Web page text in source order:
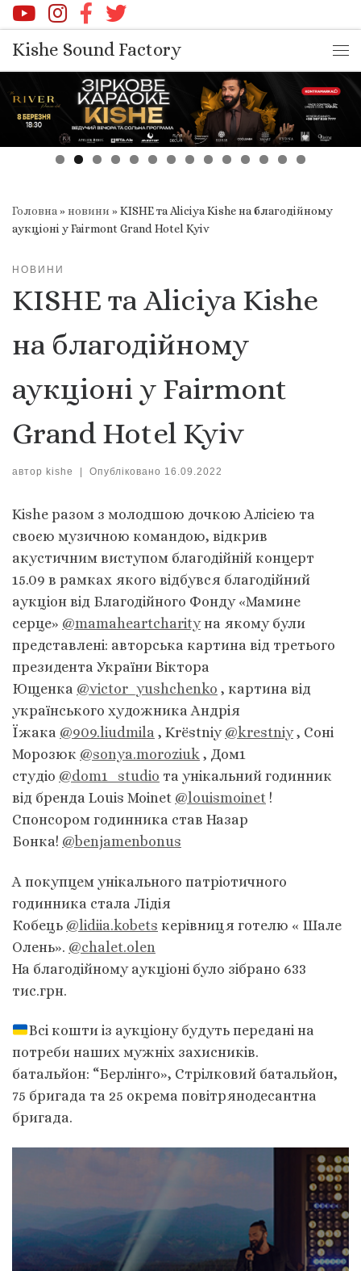
Перейти до вмісту
Kishe Sound Factory
Головна»новини »KISHE та Aliciya Kishe на благодійному
аукціоні у Fairmont Grand Hotel Kyiv
НОВИНИ
KISHE та Aliciya Kishe
на благодійному
аукціоні у Fairmont
Grand Hotel Kyiv
автор kishe Опубліковано 16.09.2022
Kishe разом з молодшою дочкою Алісією та
своєю музичною командою, відкрив
акустичним виступом благодійній концерт
15.09 в рамках якого відбувся благодійний
аукціон від Благодійного Фонду «Мамине
серце» @mamaheartcharityна якому були
представлені: авторська картина від третього
президента України Віктора
Ющенка @victor_yushchenko , картина від
українського художника Андрія
Їжака @909.liudmila , Krëstniy @krestniy, Соні
Морозюк @sonya.moroziuk , Дом1
студіо @dom1_studio та унікальний годинник
від бренда Louis Moinet @louismoinet !
Спонсором годинника став Назар
Бонка! @benjamenbonus
А покупцем унікального патріотичного
годинника стала Лідія
Кобець @lidiia.kobets керівниця готелю « Шале
Олень». @chalet.olen
На благодійному аукціоні було зібрано 633
тис.грн.
Всі кошти із аукціону будуть передані на
потреби наших мужніх захисників.
батальйон: “Берлінго», Стрілковий батальйон,
75 бригада та 25 окрема повітрянодесантна
бригада.